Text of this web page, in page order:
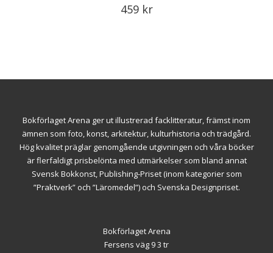
459 kr
Bokförlaget Arena ger ut illustrerad facklitteratur, främst inom
ämnen som foto, konst, arkitektur, kulturhistoria och trädgård.
Hög kvalitet präglar genomgående utgivningen och våra böcker
är flerfaldigt prisbelönta med utmärkelser som bland annat
Svensk Bokkonst, Publishing-Priset (inom kategorier som
”Praktverk” och ”Läromedel”) och Svenska Designpriset.
Bokförlaget Arena
Fersens väg 9 3 tr